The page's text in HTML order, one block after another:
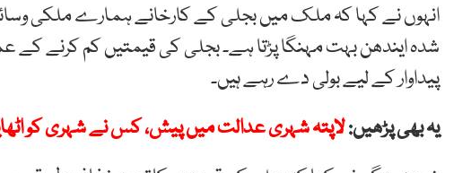
انہوں نے کہا کہ ملک میں بجلی کے کارخانے ہمارے ملکی
پیداوار کے لیے بولی دے رہے ہیں۔
یہ بھی پڑھیں:لاپتہ شہری عدالت میں پیش، کس نے شہری کو